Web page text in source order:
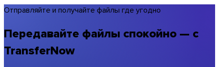
Отправляйте и получайте файлы где угодно
Передавайте файлы спокойно — с
TransferNow